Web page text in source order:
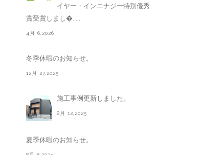
イヤー・インエナジー特別優秀
賞受賞しまし�. . .
4月 6,2026
冬季休暇のお知らせ。
12月 27,2025
施工事例更新しました。
8月 12,2025
夏季休暇のお知らせ。